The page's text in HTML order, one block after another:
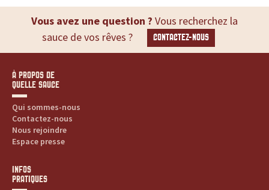
Vous avez une question ? Vous recherchez la
sauce de vos rêves ?
CONTACTEZ-NOUS
À PROPOS DE
QUELLE SAUCE
Qui sommes-nous
Contactez-nous
Nous rejoindre
Espace presse
INFOS
PRATIQUES